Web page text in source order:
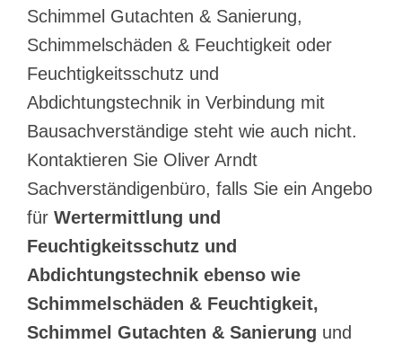
Schimmel Gutachten & Sanierung,
Schimmelschäden & Feuchtigkeit oder
Feuchtigkeitsschutz und
Abdichtungstechnik in Verbindung mit
Bausachverständige steht wie auch nicht.
Kontaktieren Sie Oliver Arndt
Sachverständigenbüro, falls Sie ein Angebo
für Wertermittlung und
Feuchtigkeitsschutz und
Abdichtungstechnik ebenso wie
Schimmelschäden & Feuchtigkeit,
Schimmel Gutachten & Sanierung und